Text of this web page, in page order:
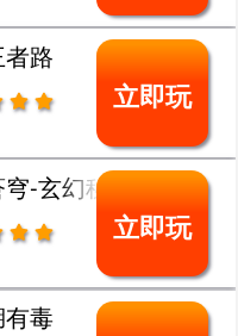
路
立即玩
-玄幻秘藏
立即玩
毒